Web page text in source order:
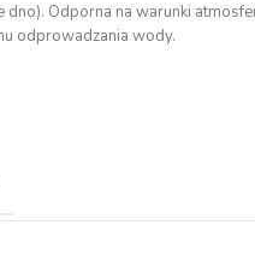
Odporna na warunki
odprowadzania wody.